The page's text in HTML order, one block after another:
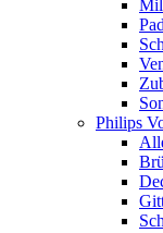
Philips